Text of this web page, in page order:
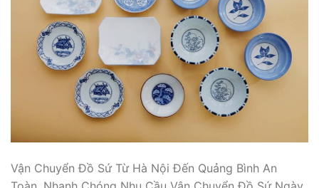
Vận Chuyển Đồ Sứ Từ Hà Nội Đến Quảng Bình An